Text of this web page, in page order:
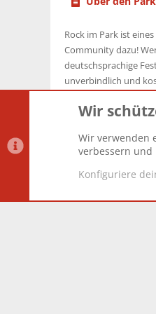
Rock im Park ist
Community dazu!
deutschsprachige
unverbindlich und
Datenschutz-
Wir
Wir verwenden
verbessern
Konfiguriere